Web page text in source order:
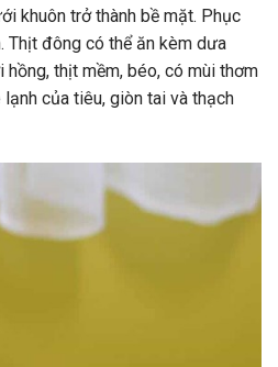
khuôn trở thành bề mặt. Phục
Thịt đông có thể ăn kèm dưa
hồng, thịt mềm, béo, có mùi thơm
lạnh của tiêu, giòn tai và thạch